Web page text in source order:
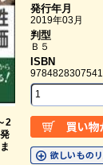
2
発行年月
2019年03月
判型
Ｂ５
ISBN
9784828307541